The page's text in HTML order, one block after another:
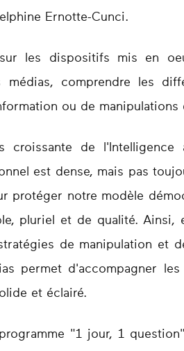
Ernotte-Cunci.
les dispositifs mis en
comprendre les
ou de manipulations
de l'Intelligence
est dense, mais pas
protéger notre modèle
pluriel et de qualité. Ainsi,
de manipulation et
permet d'accompagner
et éclairé.
"1 jour, 1